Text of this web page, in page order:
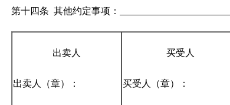
第十四条 其他约定事项：
出卖人
出卖人（章）：
买受人
买受人（章）：